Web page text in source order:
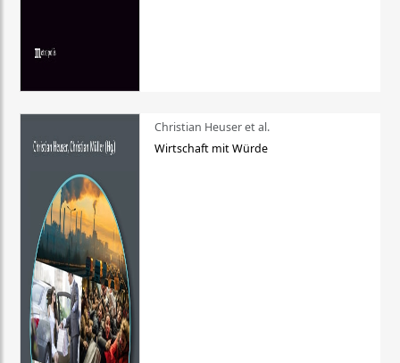
Christian Heuser et al.
Wirtschaft mit Würde